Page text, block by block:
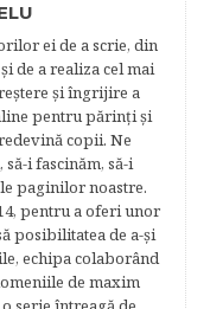
ei de a scrie, din
de a realiza cel mai
şi îngrijire a
pentru părinţi şi
copii. Ne
i fascinăm, să-i
paginilor noastre.​
pentru a oferi unor
posibilitatea de a-şi
echipa colaborând
de maxim